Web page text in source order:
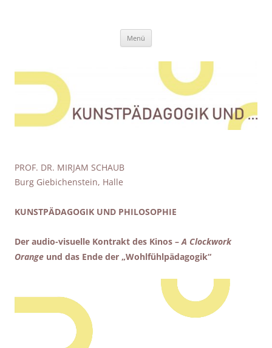
Menü
PROF. DR. MIRJAM SCHAUB
Burg Giebichenstein, Halle
KUNSTPÄDAGOGIK UND PHILOSOPHIE
Der audio-visuelle Kontrakt des Kinos – A Clockwork
Orange und das Ende der „Wohlfühlpädagogik“